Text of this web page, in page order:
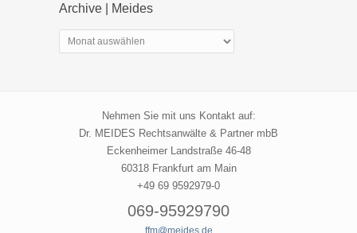
Archive | Meides
Archive
|
Nehmen Sie mit uns Kontakt auf:
Dr. MEIDES Rechtsanwälte & Partner mbB
Eckenheimer Landstraße 46-48
60318 Frankfurt am Main
+49 69 9592979-0
069-95929790
ffm@meides.de